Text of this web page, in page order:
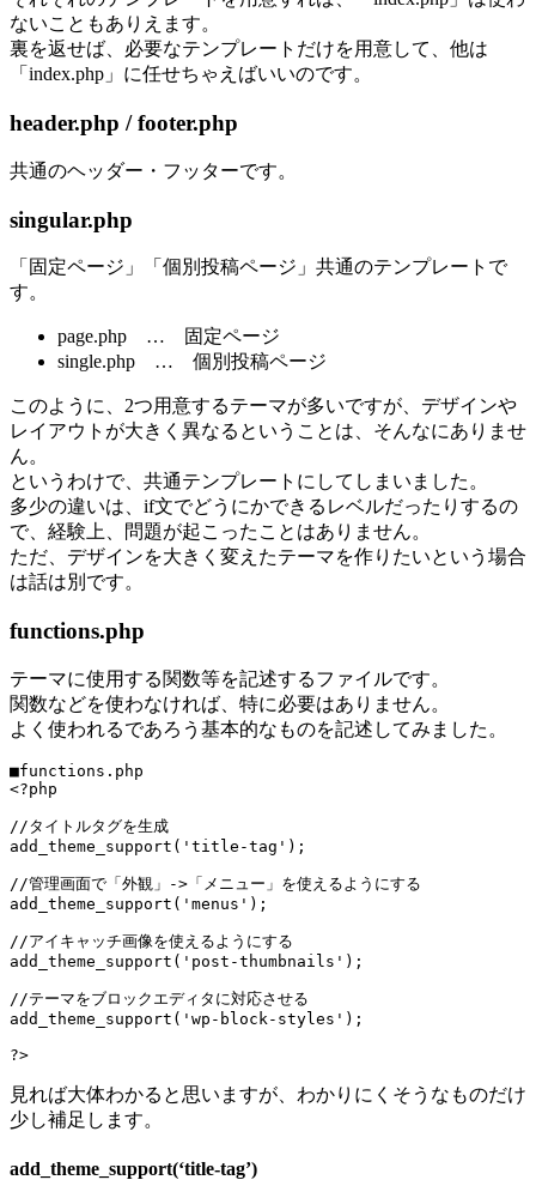
ないこともありえます。
裏を返せば、必要なテンプレートだけを用意して、他は
「index.php」に任せちゃえばいいのです。
header.php / footer.php
共通のヘッダー・フッターです。
singular.php
「固定ページ」「個別投稿ページ」共通のテンプレートで
す。
page.php … 固定ページ
single.php … 個別投稿ページ
このように、2つ用意するテーマが多いですが、デザインや
レイアウトが大きく異なるということは、そんなにありませ
ん。
というわけで、共通テンプレートにしてしまいました。
多少の違いは、if文でどうにかできるレベルだったりするの
で、経験上、問題が起こったことはありません。
ただ、デザインを大きく変えたテーマを作りたいという場合
は話は別です。
functions.php
テーマに使用する関数等を記述するファイルです。
関数などを使わなければ、特に必要はありません。
よく使われるであろう基本的なものを記述してみました。
■functions.php
<?php
//タイトルタグを生成
add_theme_support('title-tag');
//管理画面で「外観」->「メニュー」を使えるようにする
add_theme_support('menus');
//アイキャッチ画像を使えるようにする
add_theme_support('post-thumbnails');
//テーマをブロックエディタに対応させる
add_theme_support('wp-block-styles');
?>
見れば大体わかると思いますが、わかりにくそうなものだけ
少し補足します。
add_theme_support(‘title-tag’)